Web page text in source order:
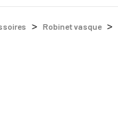
Robinet vasque